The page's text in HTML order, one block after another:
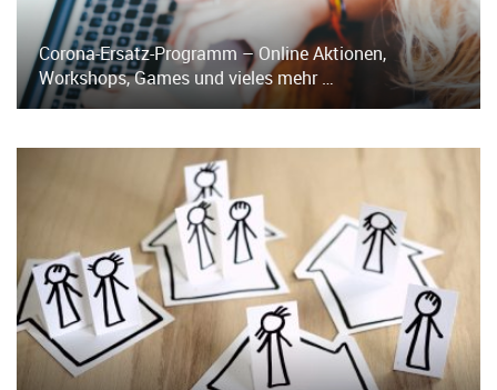
Corona-Ersatz-Programm – Online Aktionen,
Workshops, Games und vieles mehr …